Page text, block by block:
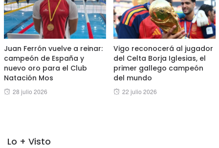
Juan Ferrón vuelve a reinar:
campeón de España y
nuevo oro para el Club
Natación Mos
Posted
28 julio 2026
Vigo reconocerá al jugador
del Celta Borja Iglesias, el
primer gallego campeón
del mundo
Posted
22 julio 2026
Lo + Visto